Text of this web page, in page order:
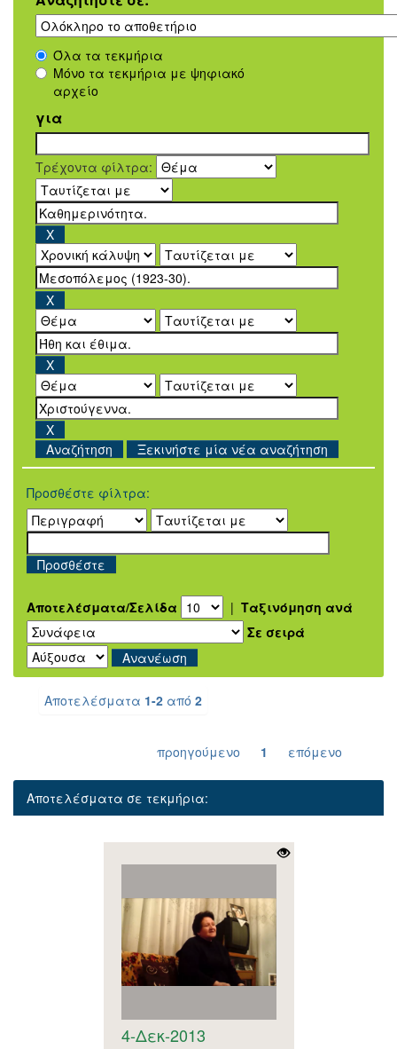
Όλα τα τεκμήρια
Μόνο τα τεκμήρια με ψηφιακό
αρχείο
για
Τρέχοντα φίλτρα:
Ξεκινήστε μία νέα αναζήτηση
Προσθέστε φίλτρα:
Αποτελέσματα/Σελίδα | Ταξινόμηση ανά
Σε σειρά
Αποτελέσματα 1-2 από 2
προηγούμενο 1 επόμενο
Αποτελέσματα σε τεκμήρια:
4-Δεκ-2013